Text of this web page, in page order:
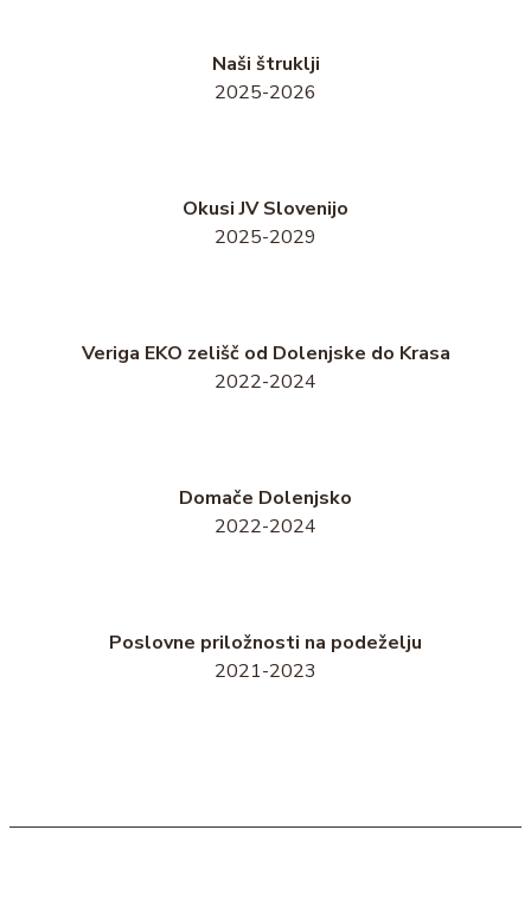
Naši štruklji
2025-2026
Okusi JV Slovenijo
2025-2029
Veriga EKO zelišč od Dolenjske do Krasa
2022-2024
Domače Dolenjsko
2022-2024
Poslovne priložnosti na podeželju
2021-2023